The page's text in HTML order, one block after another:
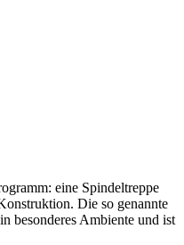
eine Spindeltreppe
Die so genannte
besonderes Ambiente und ist